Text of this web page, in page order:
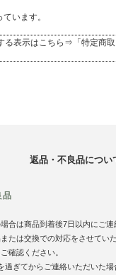
います。
る表示はこちら⇒「 特定商
返品・不良品につい
品
合は商品到着後7日以内にご
たは交換での対応をさせてい
確認ください。
過ぎてからご連絡いただいた